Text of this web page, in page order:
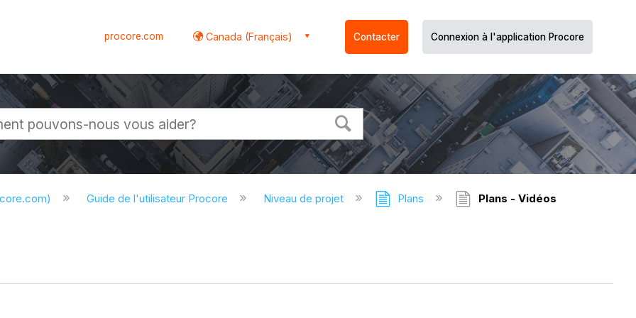
procore.com Canada (Français) Contacter Connexion à l'application Procore
Guide de l'utilisateur Procore Niveau de projet Plans Plans - Vidéos